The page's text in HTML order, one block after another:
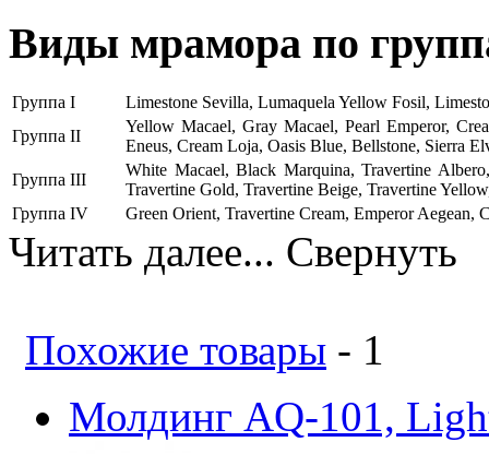
Виды мрамора по
Группа I
Limestone Sevilla, Lumaquela Yellow Fosil,
Группа II
Yellow Macael, Gray Macael, Pearl Emperor,
Eneus, Cream Loja, Oasis Blue, Bellstone, Sierra
Группа III
White Macael, Black Marquina, Travertine
Travertine Gold, Travertine Beige, Travertine
Группа IV
Green Orient, Travertine Cream, Emperor Aegean,
Читать далее... Свернуть
Похожие товары - 1
Молдинг AQ-101,